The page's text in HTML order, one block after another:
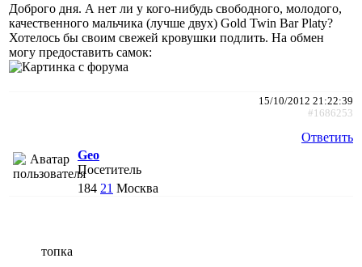
Доброго дня. А нет ли у кого-нибудь свободного, молодого,
качественного мальчика (лучше двух) Gold Twin Bar Platy?
Хотелось бы своим свежей кровушки подлить. На обмен
могу предоставить самок:
15/10/2012 21:22:39
#1686253
Ответить
Geo
Посетитель
184 21 Москва
топка